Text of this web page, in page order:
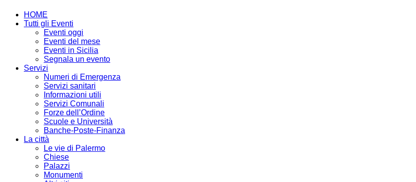
HOME
Tutti gli Eventi
Eventi oggi
Eventi del mese
Eventi in Sicilia
Segnala un evento
Servizi
Numeri di Emergenza
Servizi sanitari
Informazioni utili
Servizi Comunali
Forze dell’Ordine
Scuole e Università
Banche-Poste-Finanza
La città
Le vie di Palermo
Chiese
Palazzi
Monumenti